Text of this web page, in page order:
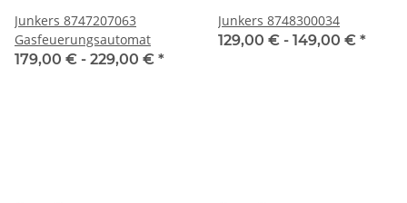
Junkers 8747207063
Gasfeuerungsautomat
179,00 € - 229,00 € *
Junkers 8748300034
129,00 € - 149,00 € *